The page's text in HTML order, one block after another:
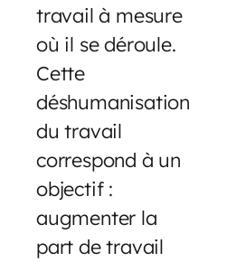
travail à mesure
où il se déroule.
Cette
déshumanisation
du travail
correspond à un
objectif :
augmenter la
part de travail